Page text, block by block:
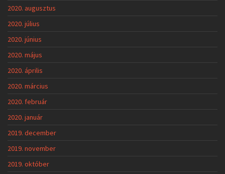
2020. augusztus
2020. július
2020. június
2020. május
2020. április
2020. március
2020. február
2020. január
2019. december
2019. november
2019. október